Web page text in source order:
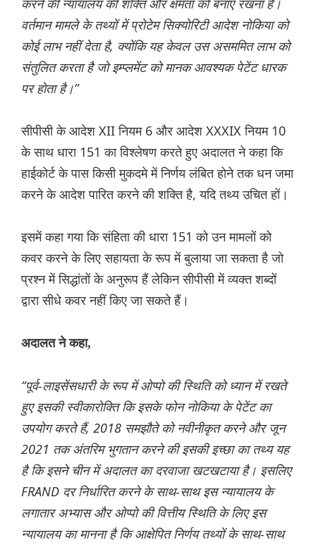
करने की न्यायालय की शक्ति और क्षमता को बनाए रखना है।
वर्तमान मामले के तथ्यों में प्रोटेम सिक्योरिटी आदेश नोकिया को
कोई लाभ नहीं देता है, क्योंकि यह केवल उस असममित लाभ को
संतुलित करता है जो इम्प्लमेंट को मानक आवश्यक पेटेंट धारक
पर होता है।”
सीपीसी के आदेश XII नियम 6 और आदेश XXXIX नियम 10
के साथ धारा 151 का विश्लेषण करते हुए अदालत ने कहा कि
हाईकोर्ट के पास किसी मुकदमे में निर्णय लंबित होने तक धन जमा
करने के आदेश पारित करने की शक्ति है, यदि तथ्य उचित हों।
इसमें कहा गया कि संहिता की धारा 151 को उन मामलों को
कवर करने के लिए सहायता के रूप में बुलाया जा सकता है जो
प्रश्न में सिद्धांतों के अनुरूप हैं लेकिन सीपीसी में व्यक्त शब्दों
द्वारा सीधे कवर नहीं किए जा सकते हैं।
अदालत ने कहा,
“पूर्व-लाइसेंसधारी के रूप में ओप्पो की स्थिति को ध्यान में रखते
हुए इसकी स्वीकारोक्ति कि इसके फोन नोकिया के पेटेंट का
उपयोग करते हैं, 2018 समझौते को नवीनीकृत करने और जून
2021 तक अंतरिम भुगतान करने की इसकी इच्छा का तथ्य यह
है कि इसने चीन में अदालत का दरवाजा खटखटाया है। इसलिए
FRAND दर निर्धारित करने के साथ-साथ इस न्यायालय के
लगातार अभ्यास और ओप्पो की वित्तीय स्थिति के लिए इस
न्यायालय का मानना ​​है कि आक्षेपित निर्णय तथ्यों के साथ-साथ